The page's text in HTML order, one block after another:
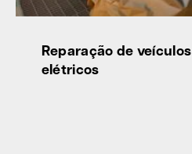
Reparação de veículos
elétricos